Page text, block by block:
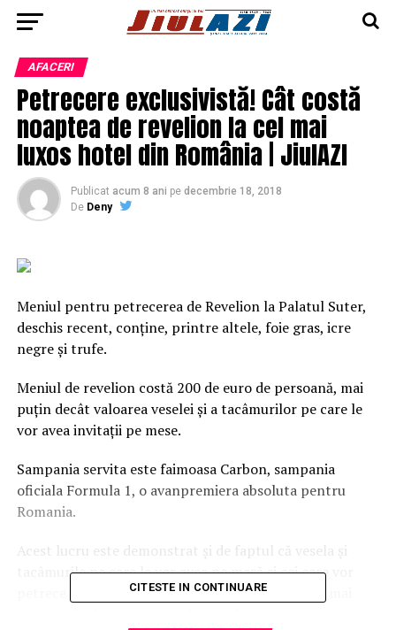
AFACERI
Petrecere exclusivistă! Cât costă
noaptea de revelion la cel mai
luxos hotel din România | JiulAZI
Publicat acum 8 ani pe decembrie 18, 2018
De Deny
Meniul pentru petrecerea de Revelion la Palatul Suter,
deschis recent, conţine, printre altele, foie gras, icre
negre şi trufe.
Meniul de revelion costă 200 de euro de persoană, mai
puţin decât valoarea veselei şi a tacâmurilor pe care le
vor avea invitaţii pe mese.
Sampania servita este faimoasa Carbon, sampania
oficiala Formula 1, o avanpremiera absoluta pentru
Romania.
Acest lucru este demonstrat şi de faptul că vesela şi
tacâmurile pe care le vor avea pe masă si cei care vor
petrece noaptea dintre ani la Palatul Suter sunt mai
CITESTE IN CONTINUARE